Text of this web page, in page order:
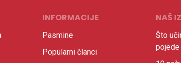
INFORMACIJE
Pasmine
Popularni članci
NAŠ
Što
pojede